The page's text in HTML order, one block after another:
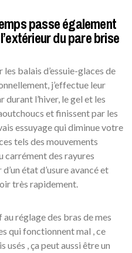
passe également
du pare brise
balais d’essuie-glaces de
j’effectue leur
l’hiver, le gel et les
et finissent par les
essuyage qui diminue votre
tels des mouvements
carrément des rayures
état d’usure avancé et
très rapidement.
réglage des bras de mes
qui fonctionnent mal , ce
usés , ça peut aussi être un